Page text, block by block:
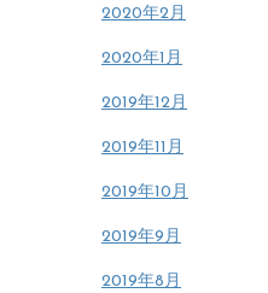
2020年2月
2020年1月
2019年12月
2019年11月
2019年10月
2019年9月
2019年8月